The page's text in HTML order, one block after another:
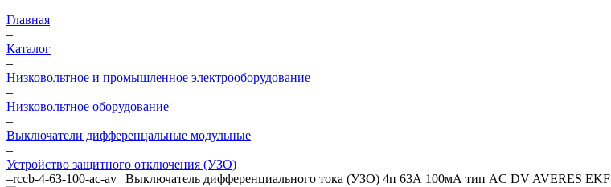
Главная
–
Каталог
–
Низковольтное и промышленное электрооборудование
–
Низковольтное оборудование
–
Выключатели дифференцальные модульные
–
Устройство защитного отключения (УЗО)
–rccb-4-63-100-ac-av | Выключатель дифференциального тока (УЗО) 4п 63А 100мА тип AC DV AVERES EKF